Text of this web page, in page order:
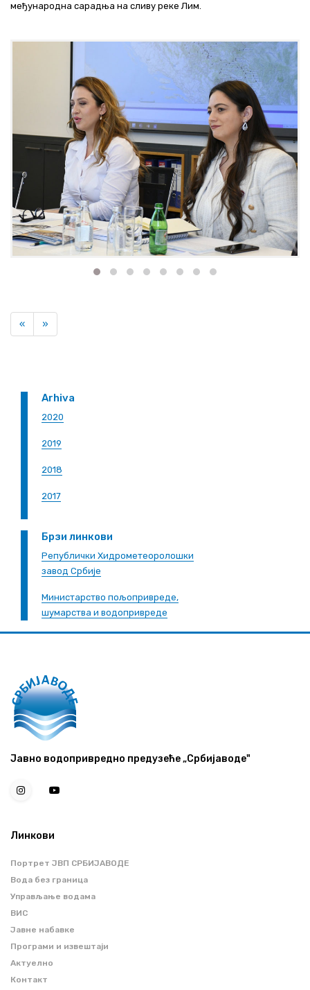
међународна сарадња на сливу реке Лим.
«Previous
»
Arhiva
2020
2019
2018
2017
Брзи линкови
Републички Хидрометеоролошки
завод Србије
Министарство пољопривреде,
шумарства и водопривреде
Јавно водопривредно предузеће „Србијаводе"
Линкови
Портрет ЈВП СРБИЈАВОДЕ
Вода без граница
Управљање водама
ВИС
Јавне набавке
Програми и извештаји
Актуелно
Контакт